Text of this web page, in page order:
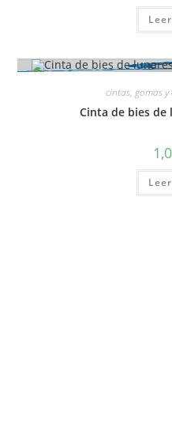
cintas, gomas y
Cinta de bies de